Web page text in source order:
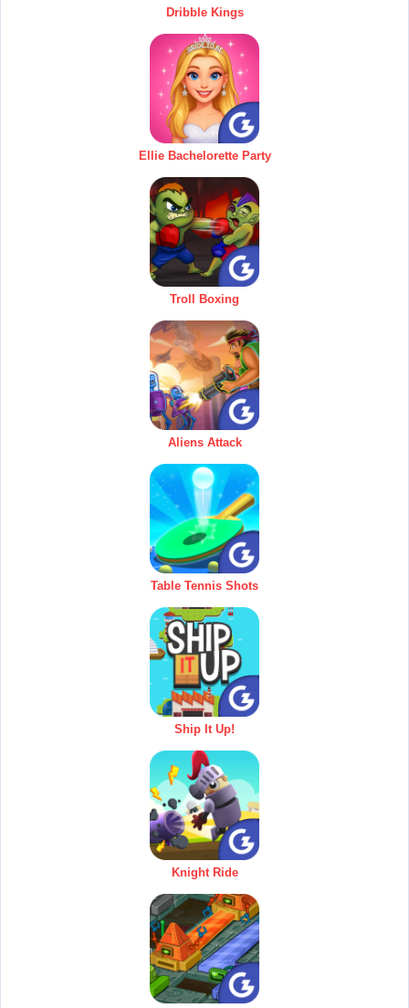
Dribble Kings
Ellie Bachelorette Party
Troll Boxing
Aliens Attack
Table Tennis Shots
Ship It Up!
Knight Ride